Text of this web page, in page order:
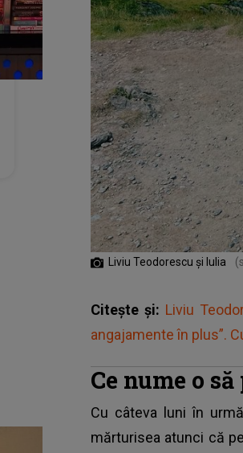
Liviu Teodorescu și Iulia
Citește și: Liviu
angajamente în plus”.
Ce nume o
Cu câteva luni în
mărturisea atunci că